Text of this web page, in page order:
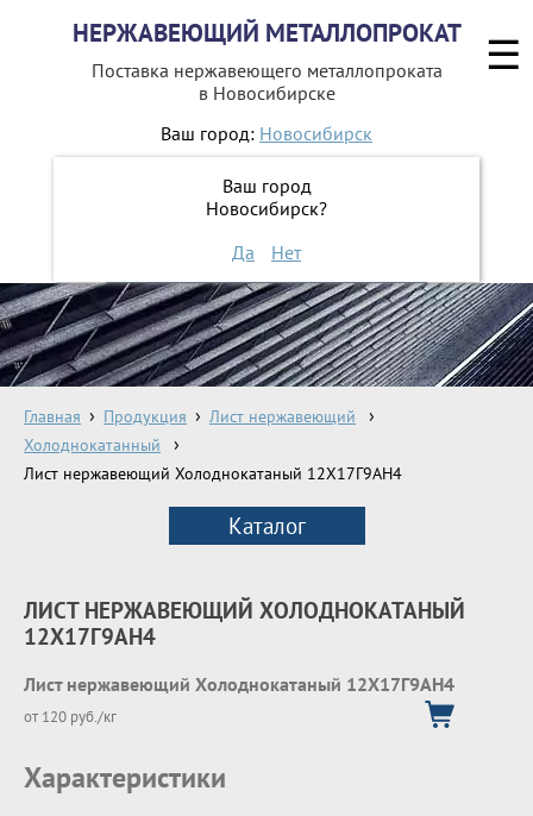
НЕРЖАВЕЮЩИЙ МЕТАЛЛОПРОКАТ
Поставка нержавеющего металлопроката
в Новосибирске
Ваш город: Новосибирск
Ваш город
Новосибирск?
Да
Нет
8 800 551-16-44
ЗАКАЗАТЬ ОБРАТНЫЙ ЗВОНОК
Главная Продукция
Лист нержавеющий
Холоднокатанный
Лист нержавеющий Холоднокатаный 12Х17Г9АН4
Каталог
ЛИСТ НЕРЖАВЕЮЩИЙ ХОЛОДНОКАТАНЫЙ
12Х17Г9АН4
Лист нержавеющий Холоднокатаный 12Х17Г9АН4
от 120 руб./кг
Характеристики
☰